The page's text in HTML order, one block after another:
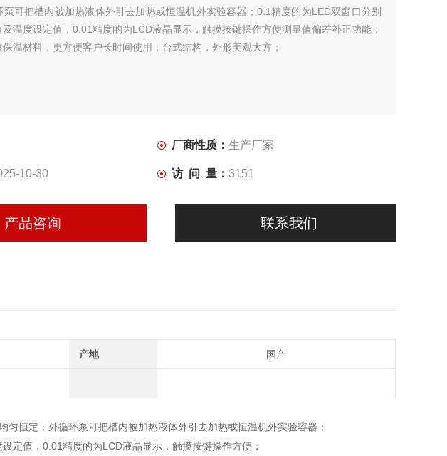
泵可把槽内被加热液体外引去加热或恒温机外实验容器；0.1精度的为LED双窗口分别
温度设定值，0.01精度的为LCD液晶显示，触摸按键操作方便测量值偏差补正功能；
温材料，更方便客户长时间使用；台式结构，外形美观大方；
厂商性质： 生产厂家
10-30 访 问 量： 3151
产品咨询 联系我们
产地 国产
匀恒定，外循环泵可把槽内被加热液体外引去加热或恒温机外实验容器；
定值， 0.01 精度的为LCD液晶显示，触摸按键操作方便；